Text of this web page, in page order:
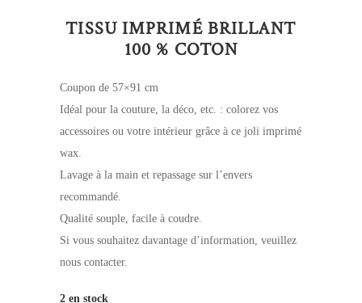
TISSU IMPRIMÉ BRILLANT
100 % COTON
Coupon de 57×91 cm
Idéal pour la couture, la déco, etc. : colorez vos
accessoires ou votre intérieur grâce à ce joli imprimé
wax.
Lavage à la main et repassage sur l’envers
recommandé.
Qualité souple, facile à coudre.
Si vous souhaitez davantage d’information, veuillez
nous contacter.
2 en stock